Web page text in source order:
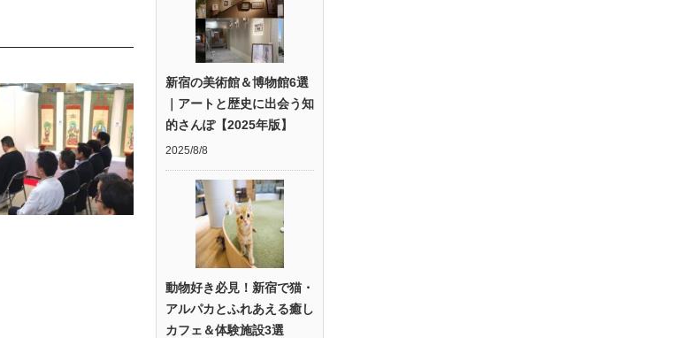
新宿の美術館＆博物館6選
｜アートと歴史に出会う知
的さんぽ【2025年版】
2025/8/8
動物好き必見！新宿で猫・
アルパカとふれあえる癒し
カフェ＆体験施設3選